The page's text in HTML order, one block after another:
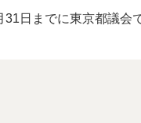
日までに東京都議会